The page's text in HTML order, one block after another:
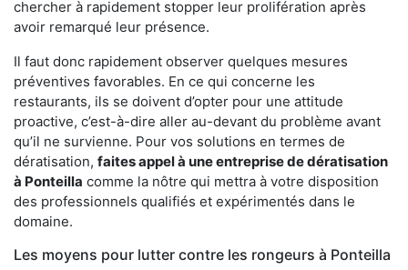
chercher à rapidement stopper leur prolifération après
avoir remarqué leur présence.
Il faut donc rapidement observer quelques mesures
préventives favorables. En ce qui concerne les
restaurants, ils se doivent d’opter pour une attitude
proactive, c’est-à-dire aller au-devant du problème avant
qu’il ne survienne. Pour vos solutions en termes de
dératisation, faites appel à une entreprise de dératisation
à Ponteilla comme la nôtre qui mettra à votre disposition
des professionnels qualifiés et expérimentés dans le
domaine.
Les moyens pour lutter contre les rongeurs à Ponteilla